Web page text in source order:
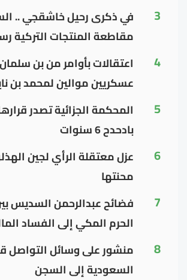
3
في ذكرى رحيل خاشقجي ..
مقاطعة المنتجات التركية
4
اعتقالات بأوامر من بن
عسكريين موالين لمحمد بن
5
المحكمة الجزائية تصدر
بادحدح 6 سنوات
6
عزل معتقلة الرأي لجين
محنتها
7
فضائح عبدالرحمن السديس
الحرم المكي إلى الفساد
8
منشور على وسائل التواصل
السعودية إلى السجن